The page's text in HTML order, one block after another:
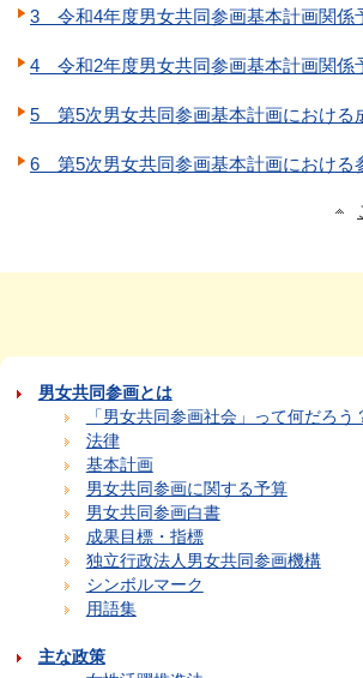
3 令和4年度男女共同参画基本計画関係
4 令和2年度男女共同参画基本計画関係
5 第5次男女共同参画基本計画における
6 第5次男女共同参画基本計画における